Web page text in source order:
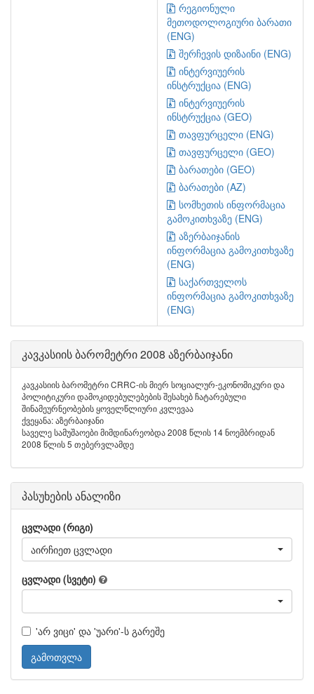
რეგიონული
მეთოდოლოგიური ბარათი
(ENG)
შერჩევის დიზაინი (ENG)
ინტერვიუერის
ინსტრუქცია (ENG)
ინტერვიუერის
ინსტრუქცია (GEO)
თავფურცელი (ENG)
თავფურცელი (GEO)
ბარათები (GEO)
ბარათები (AZ)
სომხეთის ინფორმაცია
გამოკითხვაზე (ENG)
აზერბაიჯანის
ინფორმაცია გამოკითხვაზე
(ENG)
საქართველოს
ინფორმაცია გამოკითხვაზე
(ENG)
კავკასიის ბარომეტრი 2008 აზერბაიჯანი
კავკასიის ბარომეტრი CRRC-ის მიერ სოციალურ-ეკონომიკური და
პოლიტიკური დამოკიდებულებების შესახებ ჩატარებული
შინამეურნეობების ყოველწლიური კვლევაა
ქვეყანა: აზერბაიჯანი
საველე სამუშაოები მიმდინარეობდა 2008 წლის 14 ნოემბრიდან
2008 წლის 5 თებერვლამდე
პასუხების ანალიზი
ცვლადი (რიგი)
აირჩიეთ ცვლადი
ცვლადი (სვეტი)
'არ ვიცი' და 'უარი'-ს გარეშე
გამოთვლა